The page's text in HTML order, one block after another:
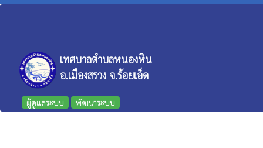
เทศบาลตำบลหนองหิน
อ.เมืองสรวง จ.ร้อยเอ็ด
ผู้ดูแลระบบ พัฒนาระบบ